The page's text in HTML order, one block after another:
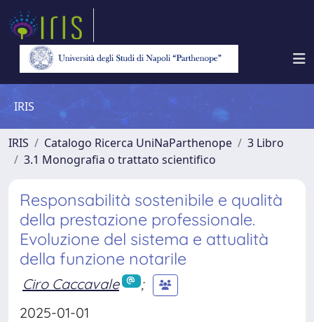
IRIS
IRIS Catalogo Ricerca UniNaParthenope
3 Libro
3.1 Monografia o trattato scientifico
Responsabilità sostenibile e qualità
della prestazione professionale.
Evoluzione del sistema e attualità
della funzione notarile
Ciro Caccavale
;
2025-01-01